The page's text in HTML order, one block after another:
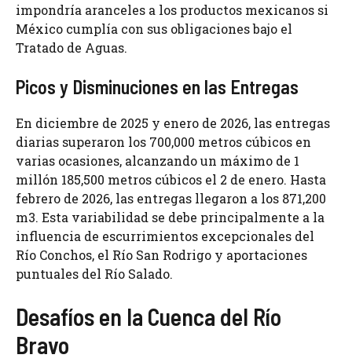
impondría aranceles a los productos mexicanos si
México cumplía con sus obligaciones bajo el
Tratado de Aguas.
Picos y Disminuciones en las Entregas
En diciembre de 2025 y enero de 2026, las entregas
diarias superaron los 700,000 metros cúbicos en
varias ocasiones, alcanzando un máximo de 1
millón 185,500 metros cúbicos el 2 de enero. Hasta
febrero de 2026, las entregas llegaron a los 871,200
m3. Esta variabilidad se debe principalmente a la
influencia de escurrimientos excepcionales del
Río Conchos, el Río San Rodrigo y aportaciones
puntuales del Río Salado.
Desafíos en la Cuenca del Río
Bravo